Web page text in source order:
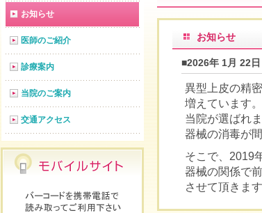
お知らせ
■2026年 1月 22
異型上皮の精
増えています
当院が選ばれ
器械の消毒が
そこで、2019
器械の関係で
させて頂きま
お知らせ
医師のご紹介
診療案内
当院のご案内
交通アクセス